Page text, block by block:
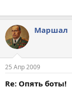
Маршал
25 Апр 2009
Re: Опять боты!